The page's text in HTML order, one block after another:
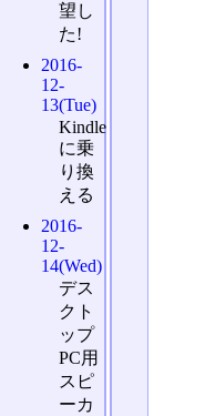
望し
た!
2016-
12-
13(Tue)
Kindle
に乗
り換
える
2016-
12-
14(Wed)
デス
クト
ップ
PC用
スピ
ーカ